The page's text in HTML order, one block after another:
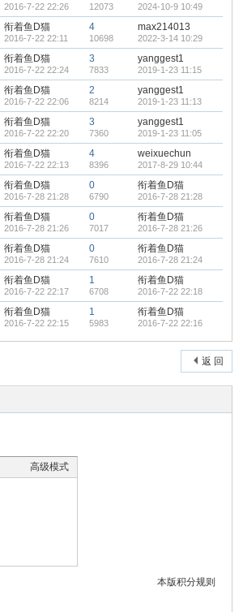
2016-7-22 22:26 12073 2024-10-9 10:49
衔着鱼D猫
2016-7-22 22:11
4
10698
max214013
2022-3-14 10:29
衔着鱼D猫
2016-7-22 22:24
3
7833
yanggest1
2019-1-23 11:15
衔着鱼D猫
2016-7-22 22:06
2
8214
yanggest1
2019-1-23 11:13
衔着鱼D猫
2016-7-22 22:20
3
7360
yanggest1
2019-1-23 11:05
衔着鱼D猫
2016-7-22 22:13
4
8396
weixuechun
2017-8-29 10:44
衔着鱼D猫
2016-7-28 21:28
0
6790
衔着鱼D猫
2016-7-28 21:28
衔着鱼D猫
2016-7-28 21:26
0
7017
衔着鱼D猫
2016-7-28 21:26
衔着鱼D猫
2016-7-28 21:24
0
7610
衔着鱼D猫
2016-7-28 21:24
衔着鱼D猫
2016-7-22 22:17
1
6708
衔着鱼D猫
2016-7-22 22:18
衔着鱼D猫
2016-7-22 22:15
1
5983
衔着鱼D猫
2016-7-22 22:16
返 回
高级模式
本版积分规则